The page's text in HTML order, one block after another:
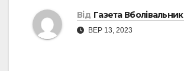
Від Газета Вболівальник
ВЕР 13, 2023